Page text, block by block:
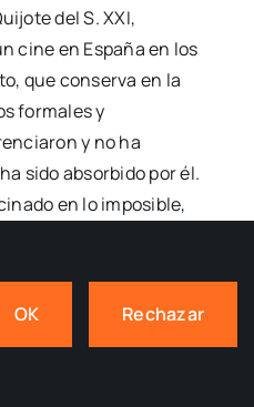
del S. XXI,
cine en España en los
que conserva en la
formales y
y no ha
sido absorbido por él.
en lo imposible,
inabarcable con
inagotable que, en
“El año de las 10+1
resumen del
desea seguir rodando
OK Rechazar